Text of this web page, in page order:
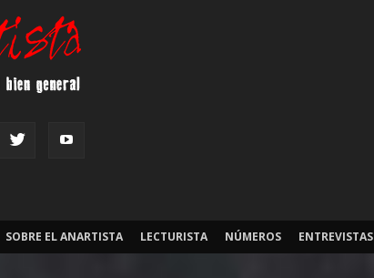
SOBRE EL ANARTISTA LECTURISTA NÚMEROS ENTREVISTAS